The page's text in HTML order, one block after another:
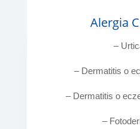
Alergia
–
– Dermatitis o
– Dermatitis o
–